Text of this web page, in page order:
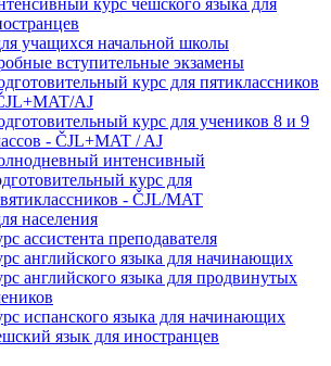
курс чешского языка для
учащихся начальной школы
вступительные экзамены
курс для пятиклассников
AJ
курс для учеников 8 и 9
- ČJL+MAT / AJ
интенсивный
курс для
- ČJL/MAT
населения
ассистента преподавателя
английского языка для начинающих
английского языка для продвинутых
испанского языка для начинающих
язык для иностранцев